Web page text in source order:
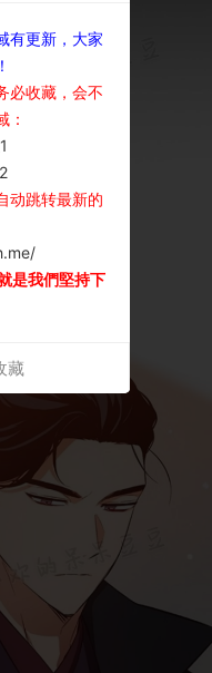
有更新，大家
必收藏，会不
：
动跳转最新的
是我們堅持下
藏